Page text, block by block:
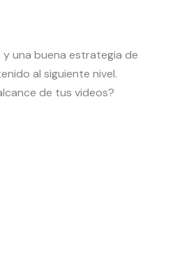
y una buena estrategia de
al siguiente nivel.
de tus videos?